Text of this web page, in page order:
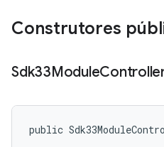
Construtores
Sdk33Module
public